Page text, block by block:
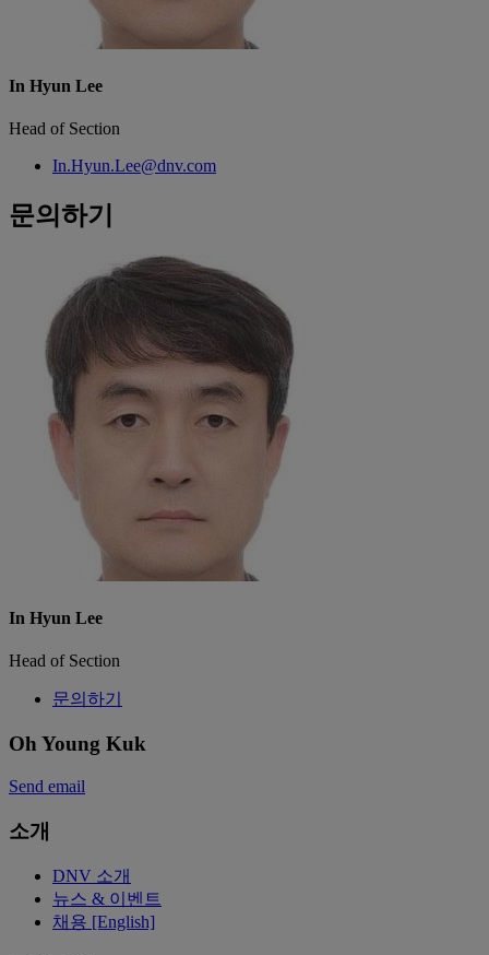
In Hyun Lee
Head of Section
In.Hyun.Lee@dnv.com
문의하기
In Hyun Lee
Head of Section
문의하기
Oh Young Kuk
Send email
소개
DNV 소개
뉴스 & 이벤트
채용 [English]